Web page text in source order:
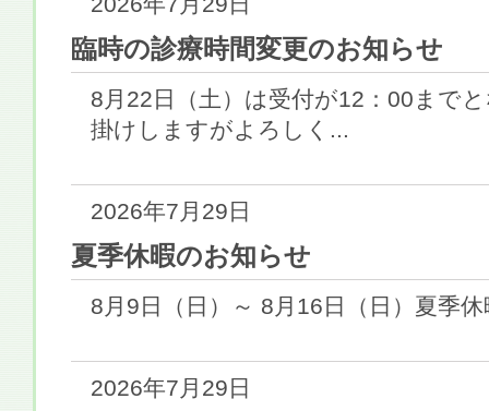
臨時の診療時間変更のお知らせ
8月22日（土）は受付が12：00まで
掛けしますがよろしく...
2026年7月29日
夏季休暇のお知らせ
8月9日（日）～ 8月16日（日）夏季
2026年7月29日